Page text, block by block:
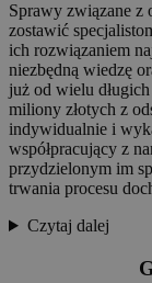
Sprawy związane z
zostawić
ich rozwiązaniem
niezbędną wiedzę
już od wielu
miliony złotych z
indywidualnie i
współpracujący z
przydzielonym im
trwania procesu
Czytaj dalej